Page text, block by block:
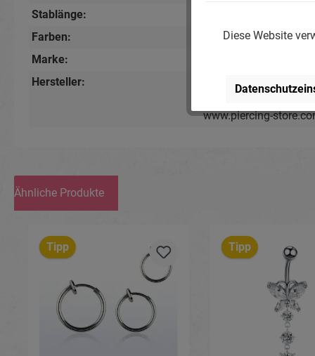
Stablänge:
Farben:
Kristallklar,
Marke:
Hersteller:
Michael Jakob,
Lindenstr. 28, 04936
www.piercing-
Ähnliche Produkte
Tipp
Tipp
Diese Website